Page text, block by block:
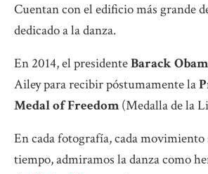
Cuentan con el edificio más grande
dedicado a la danza.
En 2014, el presidenteBarack
Ailey para recibir póstumamente la
Medal of Freedom(Medalla de la
En cada fotografía, cada movimiento
tiempo, admiramos la danza como